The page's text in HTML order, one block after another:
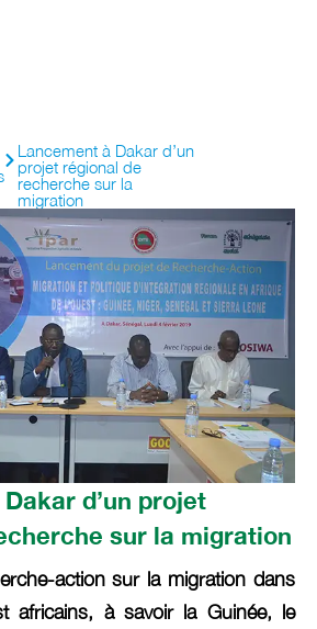
Lancement à Dakar d’un
projet régional de
recherche sur la
migration
d’un projet
sur la migration
action sur la migration dans
africains, à savoir la Guinée, le